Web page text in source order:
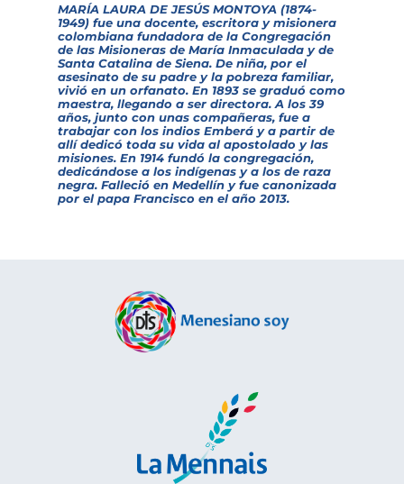
MARÍA LAURA DE JESÚS MONTOYA (1874-
1949) fue una docente, escritora y misionera
colombiana fundadora de la Congregación
de las Misioneras de María Inmaculada y de
Santa Catalina de Siena. De niña, por el
asesinato de su padre y la pobreza familiar,
vivió en un orfanato. En 1893 se graduó como
maestra, llegando a ser directora. A los 39
años, junto con unas compañeras, fue a
trabajar con los indios Emberá y a partir de
allí dedicó toda su vida al apostolado y las
misiones. En 1914 fundó la congregación,
dedicándose a los indígenas y a los de raza
negra. Falleció en Medellín y fue canonizada
por el papa Francisco en el año 2013.